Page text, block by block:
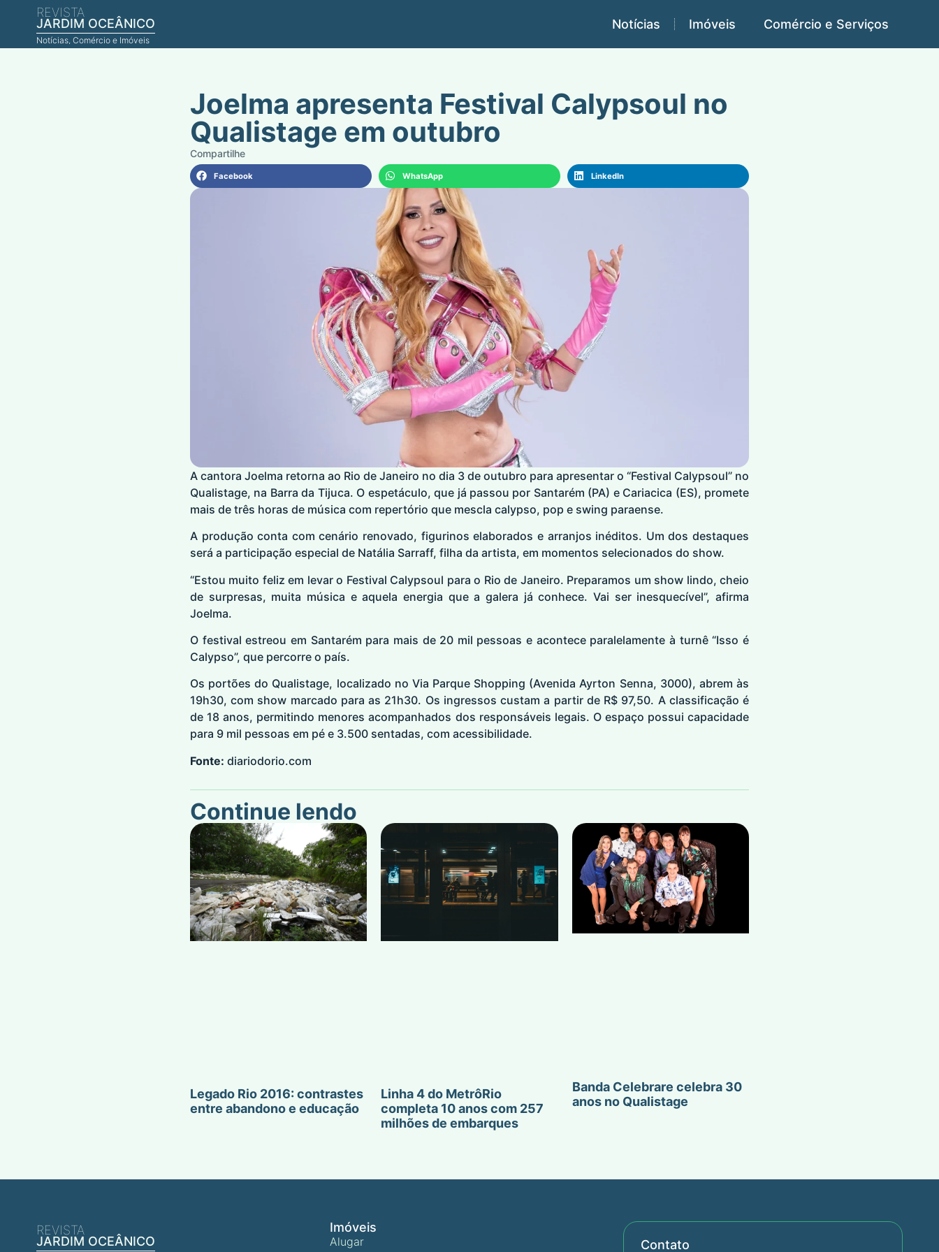
REVISTA
JARDIM OCEÂNICO
Notícias, Comércio e Imóveis
Notícias Imóveis Comércio e Serviços
Joelma apresenta Festival Calypsoul no
Qualistage em outubro
Facebook WhatsApp LinkedIn
A cantora Joelma retorna ao Rio de Janeiro no dia 3 de outubro para apresentar o “Festival Calypsoul” no
Qualistage, na Barra da Tijuca. O espetáculo, que já passou por Santarém (PA) e Cariacica (ES), promete
mais de três horas de música com repertório que mescla calypso, pop e swing paraense.
A produção conta com cenário renovado, figurinos elaborados e arranjos inéditos. Um dos destaques
será a participação especial de Natália Sarraff, filha da artista, em momentos selecionados do show.
“Estou muito feliz em levar o Festival Calypsoul para o Rio de Janeiro. Preparamos um show lindo, cheio
de surpresas, muita música e aquela energia que a galera já conhece. Vai ser inesquecível”, afirma
Joelma.
O festival estreou em Santarém para mais de 20 mil pessoas e acontece paralelamente à turnê “Isso é
Calypso”, que percorre o país.
Os portões do Qualistage, localizado no Via Parque Shopping (Avenida Ayrton Senna, 3000), abrem às
19h30, com show marcado para as 21h30. Os ingressos custam a partir de R$ 97,50. A classificação é
de 18 anos, permitindo menores acompanhados dos responsáveis legais. O espaço possui capacidade
para 9 mil pessoas em pé e 3.500 sentadas, com acessibilidade.
Fonte: diariodorio.com
Continue lendo
Legado Rio 2016: contrastes
entre abandono e educação
Linha 4 do MetrôRio
completa 10 anos com 257
milhões de embarques
Banda Celebrare celebra 30
anos no Qualistage
REVISTA
JARDIM OCEÂNICO
Imóveis
Alugar Contato